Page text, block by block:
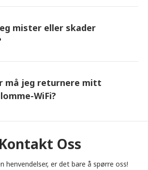
enheter samtidig (telefoner, nettbrett,
nødlader for bruk hele dagen.
mister eller skader
i kassen for å dekke tap eller skade.
– vi hjelper deg med å holde
må jeg returnere mitt
WiFi?
for sent, vil du bli belastet.
Kontakt Oss
henvendelser, er det bare å spørre oss!